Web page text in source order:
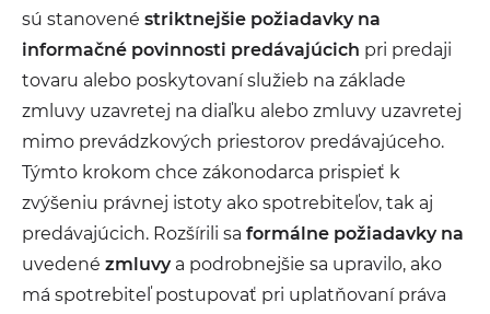
sú stanovené striktnejšie požiadavky na
informačné povinnosti predávajúcich pri predaji
tovaru alebo poskytovaní služieb na základe
zmluvy uzavretej na diaľku alebo zmluvy uzavretej
mimo prevádzkových priestorov predávajúceho.
Týmto krokom chce zákonodarca prispieť k
zvýšeniu právnej istoty ako spotrebiteľov, tak aj
predávajúcich. Rozšírili sa formálne požiadavky na
uvedené zmluvya podrobnejšie sa upravilo, ako
má spotrebiteľ postupovať pri uplatňovaní práva